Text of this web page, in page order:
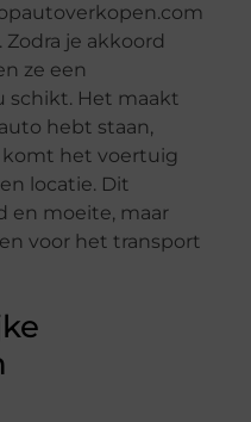
Zodra je akkoord
ze een
schikt. Het maakt
hebt staan,
het voertuig
locatie. Dit
en moeite, maar
voor het transport